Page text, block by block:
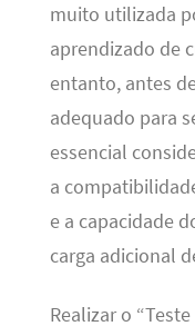
muito utilizada
aprendizado de
entanto, antes
adequado para
essencial
a
e a capacidade
carga adicional
Realizar o